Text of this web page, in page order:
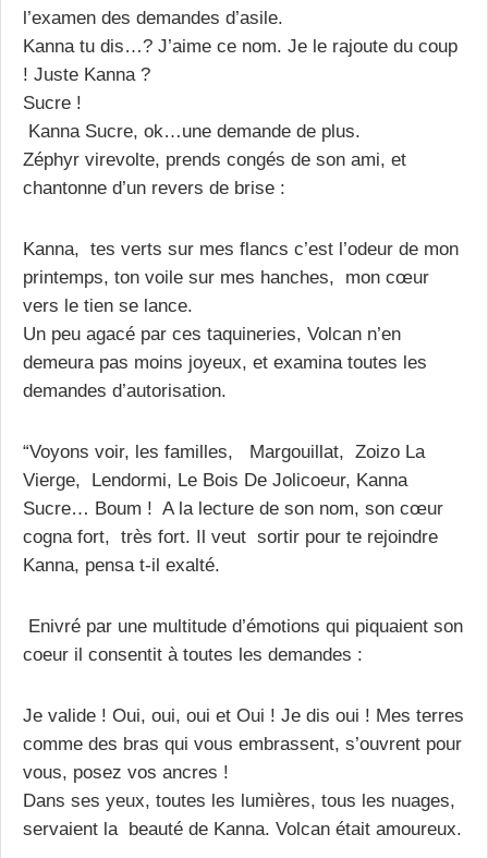
l’examen des demandes d’asile.
Kanna tu dis…? J’aime ce nom. Je le rajoute du coup
! Juste Kanna ?
Sucre !
Kanna Sucre, ok…une demande de plus.
Zéphyr virevolte, prends congés de son ami, et
chantonne d’un revers de brise :
Kanna, tes verts sur mes flancs c’est l’odeur de mon
printemps, ton voile sur mes hanches, mon cœur
vers le tien se lance.
Un peu agacé par ces taquineries, Volcan n’en
demeura pas moins joyeux, et examina toutes les
demandes d’autorisation.
“Voyons voir, les familles, Margouillat, Zoizo La
Vierge, Lendormi, Le Bois De Jolicoeur, Kanna
Sucre… Boum ! A la lecture de son nom, son cœur
cogna fort, très fort. Il veut sortir pour te rejoindre
Kanna, pensa t-il exalté.
Enivré par une multitude d’émotions qui piquaient son
coeur il consentit à toutes les demandes :
Je valide ! Oui, oui, oui et Oui ! Je dis oui ! Mes terres
comme des bras qui vous embrassent, s’ouvrent pour
vous, posez vos ancres !
Dans ses yeux, toutes les lumières, tous les nuages,
servaient la beauté de Kanna. Volcan était amoureux.